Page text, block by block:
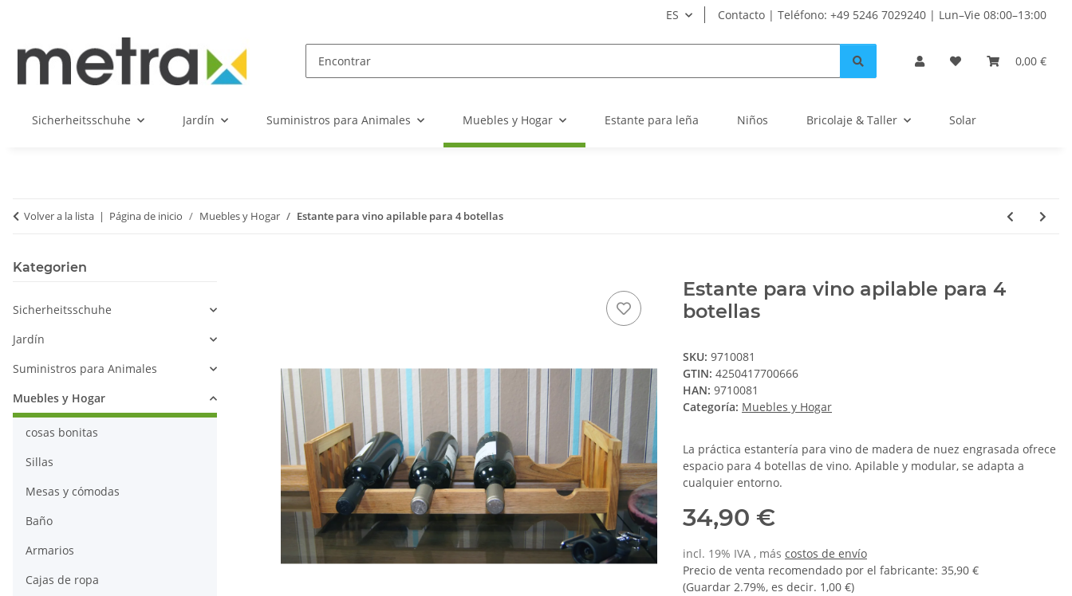
ES Contacto | Teléfono: +49 5246 7029240 | Lun–Vie 08:00–13:00
0,00 €
Sicherheitsschuhe Jardín Suministros para Animales Muebles y Hogar Estante para leña Niños Bricolaje & Taller Solar
Volver a la lista Página de inicio Muebles y Hogar Estante para vino apilable para 4 botellas
Estante para vino apilable para 4
botellas
SKU: 9710081
GTIN: 4250417700666
HAN: 9710081
Categoría: Muebles y Hogar
La práctica estantería para vino de madera de nuez engrasada ofrece
espacio para 4 botellas de vino. Apilable y modular, se adapta a
cualquier entorno.
34,90 €
incl. 19% IVA , más costos de envío
Precio de venta recomendado por el fabricante: 35,90 €
(Guardar 2.79%, es decir. 1,00 €)
Kategorien
Sicherheitsschuhe
Jardín
Suministros para Animales
Muebles y Hogar
cosas bonitas
Sillas
Mesas y cómodas
Baño
Armarios
Cajas de ropa